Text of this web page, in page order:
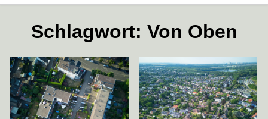
Schlagwort: Von Oben